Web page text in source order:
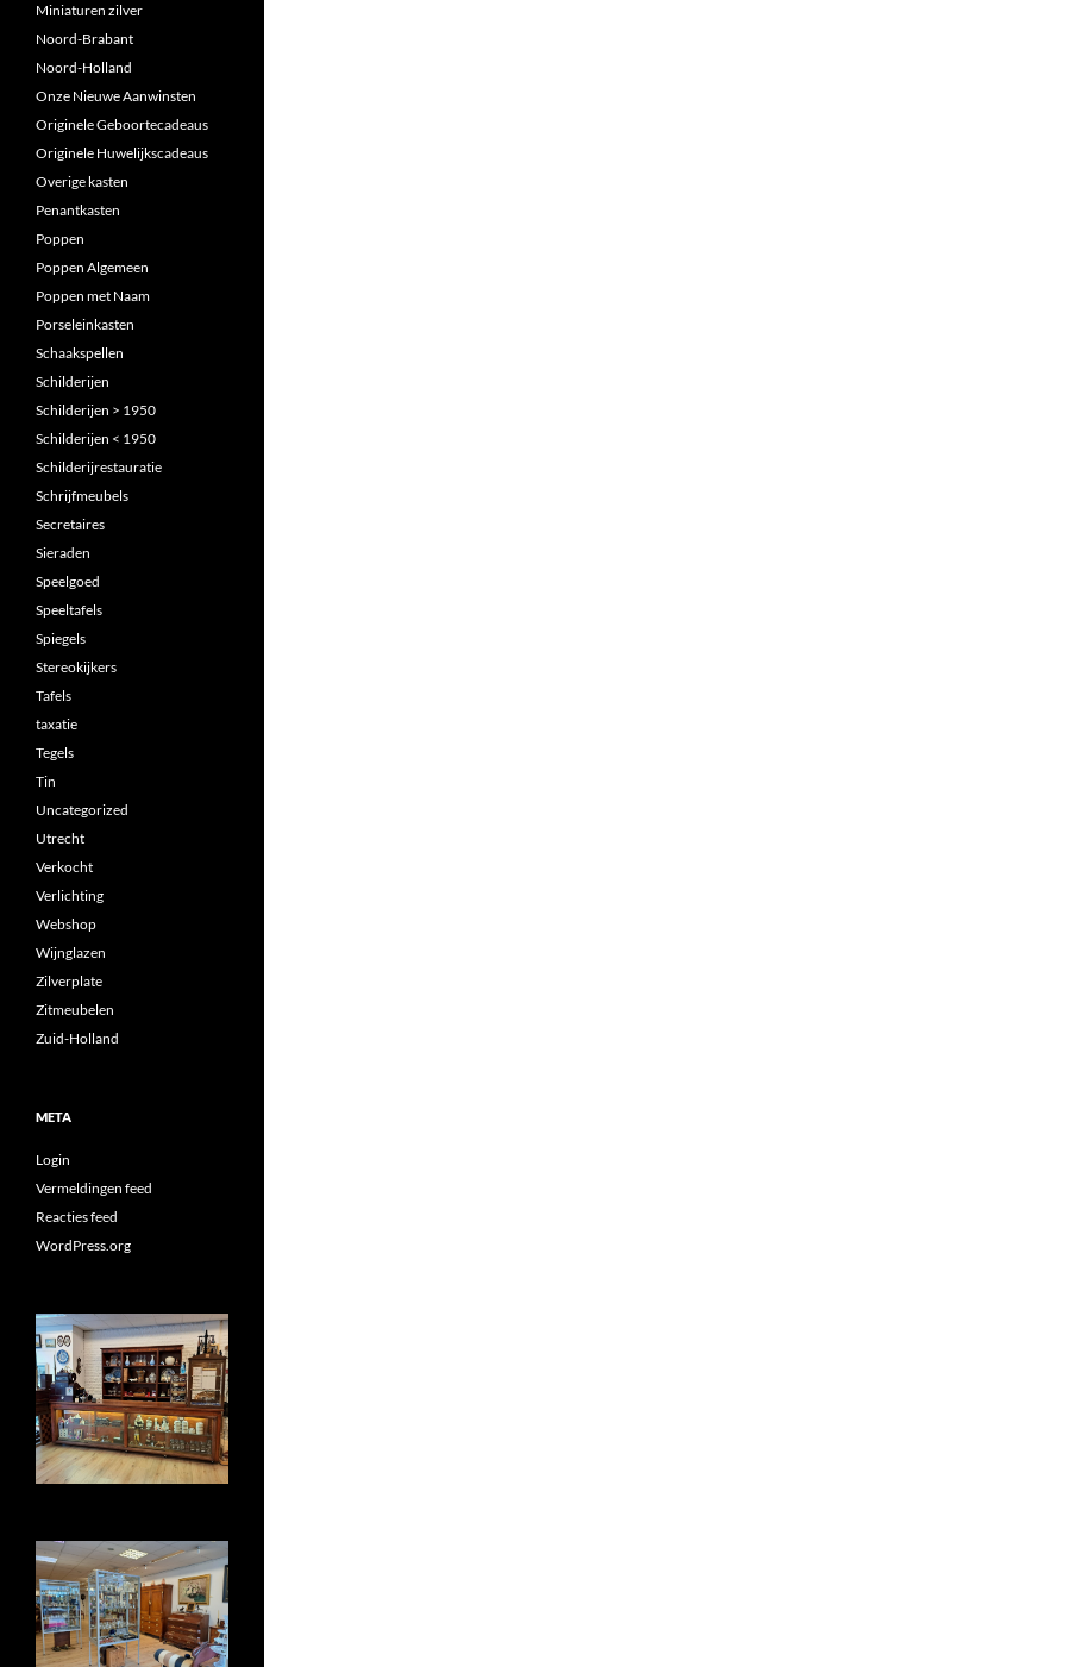
Miniaturen zilver
Noord-Brabant
Noord-Holland
Onze Nieuwe Aanwinsten
Originele Geboortecadeaus
Originele Huwelijkscadeaus
Overige kasten
Penantkasten
Poppen
Poppen Algemeen
Poppen met Naam
Porseleinkasten
Schaakspellen
Schilderijen
Schilderijen > 1950
Schilderijen < 1950
Schilderijrestauratie
Schrijfmeubels
Secretaires
Sieraden
Speelgoed
Speeltafels
Spiegels
Stereokijkers
Tafels
taxatie
Tegels
Tin
Uncategorized
Utrecht
Verkocht
Verlichting
Webshop
Wijnglazen
Zilverplate
Zitmeubelen
Zuid-Holland
META
Login
Vermeldingen feed
Reacties feed
WordPress.org